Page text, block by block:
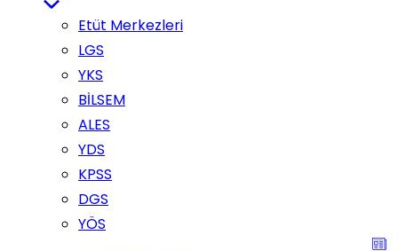
Etüt Merkezleri
LGS
YKS
BİLSEM
ALES
YDS
KPSS
DGS
YÖS